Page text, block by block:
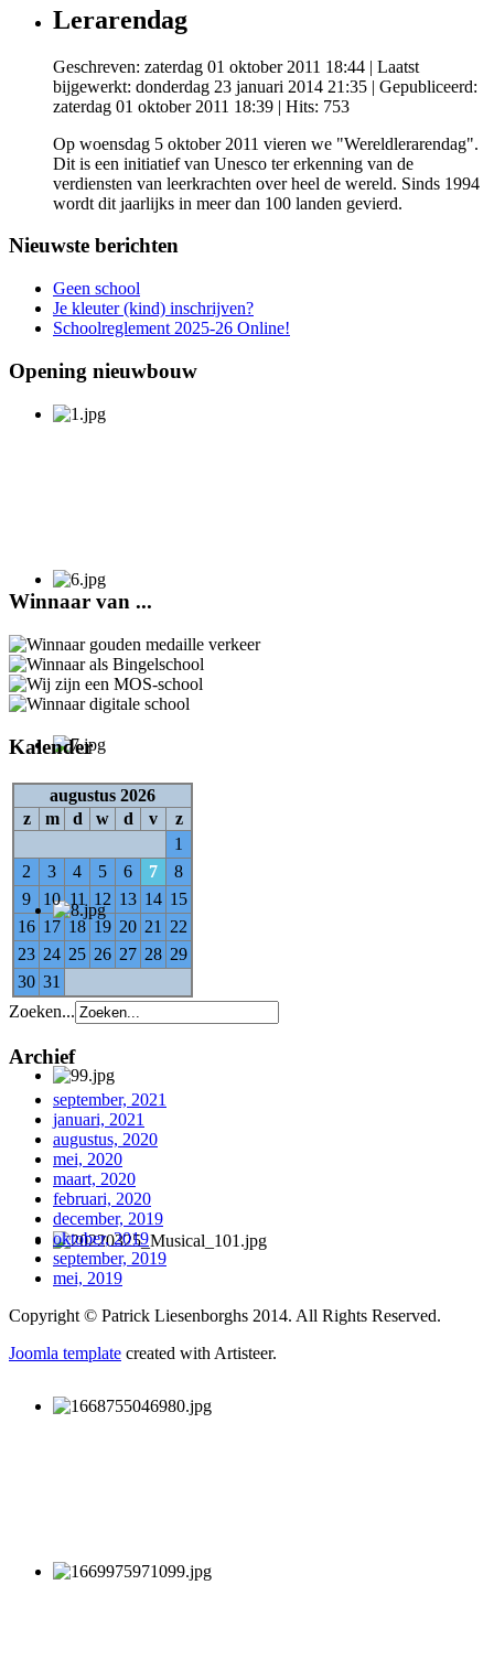
Lerarendag
Geschreven: zaterdag 01 oktober 2011 18:44 | Laatst
bijgewerkt: donderdag 23 januari 2014 21:35 | Gepubliceerd:
zaterdag 01 oktober 2011 18:39 | Hits: 753
Op woensdag 5 oktober 2011 vieren we "Wereldlerarendag".
Dit is een initiatief van Unesco ter erkenning van de
verdiensten van leerkrachten over heel de wereld. Sinds 1994
wordt dit jaarlijks in meer dan 100 landen gevierd.
Nieuwste berichten
Geen school
Je kleuter (kind) inschrijven?
Schoolreglement 2025-26 Online!
Opening nieuwbouw
Winnaar van ...
Kalender
augustus 2026
z
m d w d v
z
1
2
3 4 5 6 7
8
9
10 11 12 13 14 15
16 17 18 19 20 21 22
23 24 25 26 27 28 29
30 31
Zoeken...
Archief
september, 2021
januari, 2021
augustus, 2020
mei, 2020
maart, 2020
februari, 2020
december, 2019
oktober, 2019
september, 2019
mei, 2019
Copyright © Patrick Liesenborghs 2014. All Rights Reserved.
Joomla template created with Artisteer.